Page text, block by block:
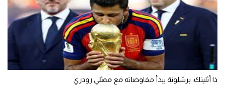
ذا أثليتك: برشلونة يبدأ مفاوضاته مع ممثلي رودري